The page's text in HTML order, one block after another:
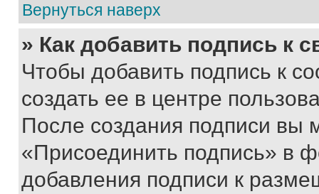
Вернуться наверх
» Как добавить подпись к
Чтобы добавить подпись к
создать ее в центре
После создания подписи вы
«Присоединить подпись» в
добавления подписи к